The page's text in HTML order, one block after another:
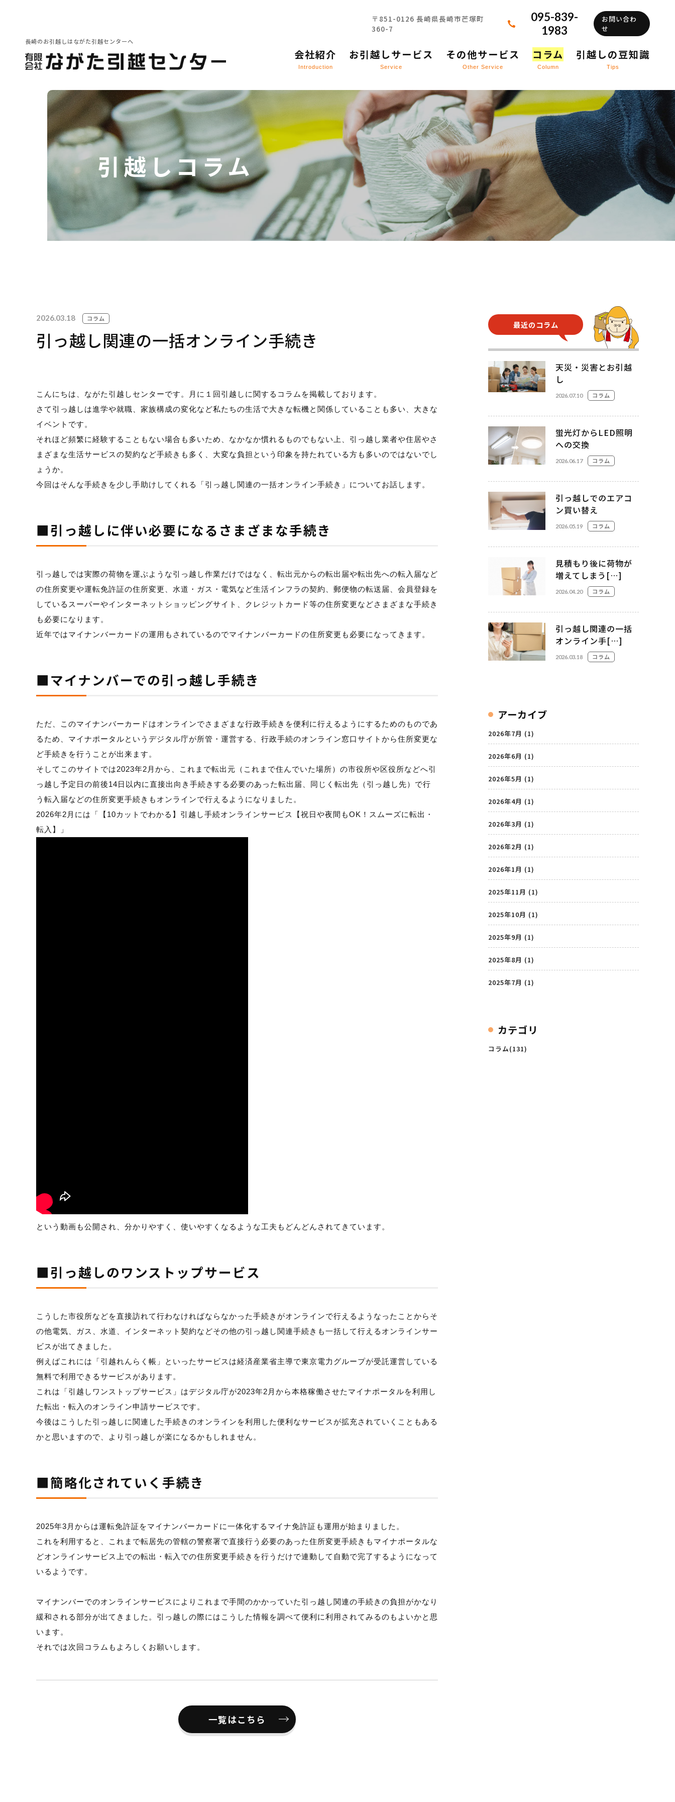
〒851-0126 長崎県長崎市芒塚町
360-7
095-839-
1983
お問い合わ
せ
長崎のお引越しはながた引越センターへ
会社紹介
Introduction
お引越しサービス
Service
その他サービス
Other Service
コラム
Column
引越しの豆知識
Tips
会社紹介
お引越しサービス
引越しの豆知識
お問い合わせ
お見積り無料！お気軽にお問い合わせください。
【無料】お見積り依頼フォーム
引越しコラム
2026.03.18 コラム
引っ越し関連の一括オンライン手続き
こんにちは、ながた引越しセンターです。月に１回引越しに関するコラムを掲載しております。
さて引っ越しは進学や就職、家族構成の変化など私たちの生活で大きな転機と関係していることも多い、大きな
イベントです。
それほど頻繁に経験することもない場合も多いため、なかなか慣れるものでもない上、引っ越し業者や住居やさ
まざまな生活サービスの契約など手続きも多く、大変な負担という印象を持たれている方も多いのではないでし
ょうか。
今回はそんな手続きを少し手助けしてくれる「引っ越し関連の一括オンライン手続き」についてお話します。
■引っ越しに伴い必要になるさまざまな手続き
引っ越しでは実際の荷物を運ぶような引っ越し作業だけではなく、転出元からの転出届や転出先への転入届など
の住所変更や運転免許証の住所変更、水道・ガス・電気など生活インフラの契約、郵便物の転送届、会員登録を
しているスーパーやインターネットショッピングサイト、クレジットカード等の住所変更などさまざまな手続き
も必要になります。
近年ではマイナンバーカードの運用もされているのでマイナンバーカードの住所変更も必要になってきます。
■マイナンバーでの引っ越し手続き
ただ、このマイナンバーカードはオンラインでさまざまな行政手続きを便利に行えるようにするためのものであ
るため、マイナポータルというデジタル庁が所管・運営する、行政手続のオンライン窓口サイトから住所変更な
ど手続きを行うことが出来ます。
そしてこのサイトでは2023年2月から、これまで転出元（これまで住んでいた場所）の市役所や区役所などへ引
っ越し予定日の前後14日以内に直接出向き手続きする必要のあった転出届、同じく転出先（引っ越し先）で行
う転入届などの住所変更手続きもオンラインで行えるようになりました。
2026年2月には「【10カットでわかる】引越し手続オンラインサービス【祝日や夜間もOK！スムーズに転出・
転入】」
という動画も公開され、分かりやすく、使いやすくなるような工夫もどんどんされてきています。
■引っ越しのワンストップサービス
こうした市役所などを直接訪れて行わなければならなかった手続きがオンラインで行えるようなったことからそ
の他電気、ガス、水道、インターネット契約などその他の引っ越し関連手続きも一括して行えるオンラインサー
ビスが出てきました。
例えばこれには「引越れんらく帳」といったサービスは経済産業省主導で東京電力グループが受託運営している
無料で利用できるサービスがあります。
これは「引越しワンストップサービス」はデジタル庁が2023年2月から本格稼働させたマイナポータルを利用し
た転出・転入のオンライン申請サービスです。
今後はこうした引っ越しに関連した手続きのオンラインを利用した便利なサービスが拡充されていくこともある
かと思いますので、より引っ越しが楽になるかもしれません。
■簡略化されていく手続き
2025年3月からは運転免許証をマイナンバーカードに一体化するマイナ免許証も運用が始まりました。
これを利用すると、これまで転居先の管轄の警察署で直接行う必要のあった住所変更手続きもマイナポータルな
どオンラインサービス上での転出・転入での住所変更手続きを行うだけで連動して自動で完了するようになって
いるようです。
マイナンバーでのオンラインサービスによりこれまで手間のかかっていた引っ越し関連の手続きの負担がかなり
緩和される部分が出てきました。引っ越しの際にはこうした情報を調べて便利に利用されてみるのもよいかと思
います。
それでは次回コラムもよろしくお願いします。
一覧はこちら
最近のコラム
天災・災害とお引越
し
2026.07.10 コラム
蛍光灯からLED照明
への交換
2026.06.17 コラム
引っ越しでのエアコ
ン買い替え
2026.05.19 コラム
見積もり後に荷物が
増えてしまう[…]
2026.04.20 コラム
引っ越し関連の一括
オンライン手[…]
2026.03.18 コラム
アーカイブ
2026年7月 (1)
2026年6月 (1)
2026年5月 (1)
2026年4月 (1)
2026年3月 (1)
2026年2月 (1)
2026年1月 (1)
2025年11月 (1)
2025年10月 (1)
2025年9月 (1)
2025年8月 (1)
2025年7月 (1)
カテゴリ
コラム(131)